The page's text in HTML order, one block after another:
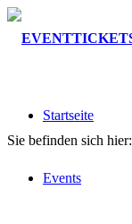
Startseite
Events
Sie befinden sich hier: